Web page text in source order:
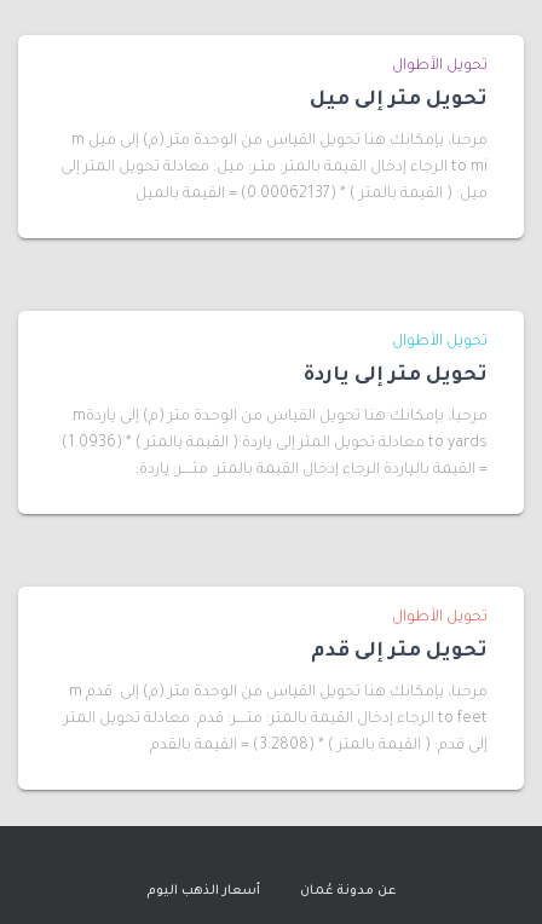
تحويل الأطوال
تحويل متر إلى ميل
مرحبا، بإمكانك هنا تحويل القياس من الوحدة متر (م) إلى ميل m
to mi الرجاء إدخال القيمة بالمتر: متـر: ميل: معادلة تحويل المتر إلى
ميل: ( القيمة بالمتر ) * (0.00062137) = القيمة بالميل
تحويل الأطوال
تحويل متر إلى ياردة
مرحبا، بإمكانك هنا تحويل القياس من الوحدة متر (م) إلى ياردةm
to yards معادلة تحويل المتر إلى ياردة:( القيمة بالمتر ) * (1.0936)
= القيمة بالياردة الرجاء إدخال القيمة بالمتر: متــــر: ياردة:
تحويل الأطوال
تحويل متر إلى قدم
مرحبا، بإمكانك هنا تحويل القياس من الوحدة متر (م) إلى قدم m
to feet الرجاء إدخال القيمة بالمتر: متــــر: قدم: معادلة تحويل المتر
إلى قدم: ( القيمة بالمتر ) * (3.2808) = القيمة بالقدم
عن مدونة عُمان أسعار الذهب اليوم